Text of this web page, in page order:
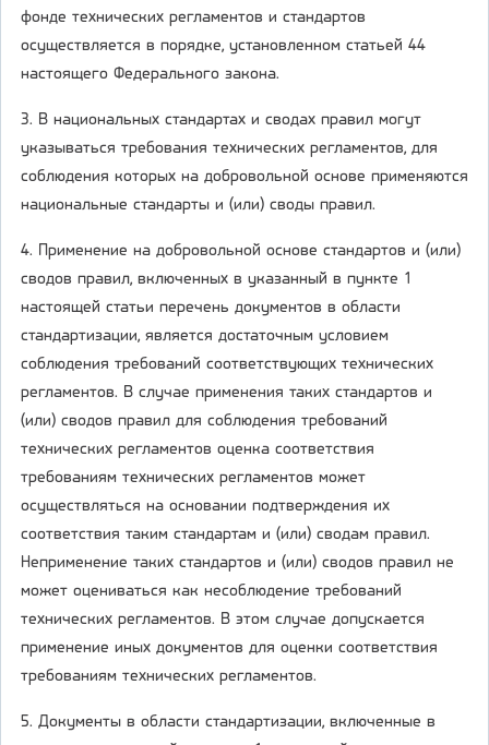
фонде технических регламентов и стандартов
осуществляется в порядке, установленном статьей 44
настоящего Федерального закона.
3. В национальных стандартах и сводах правил могут
указываться требования технических регламентов, для
соблюдения которых на добровольной основе применяются
национальные стандарты и (или) своды правил.
4. Применение на добровольной основе стандартов и (или)
сводов правил, включенных в указанный в пункте 1
настоящей статьи перечень документов в области
стандартизации, является достаточным условием
соблюдения требований соответствующих технических
регламентов. В случае применения таких стандартов и
(или) сводов правил для соблюдения требований
технических регламентов оценка соответствия
требованиям технических регламентов может
осуществляться на основании подтверждения их
соответствия таким стандартам и (или) сводам правил.
Неприменение таких стандартов и (или) сводов правил не
может оцениваться как несоблюдение требований
технических регламентов. В этом случае допускается
применение иных документов для оценки соответствия
требованиям технических регламентов.
5. Документы в области стандартизации, включенные в